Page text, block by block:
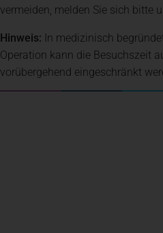
vermeiden, melden Sie sich bitte
Hinweis: In medizinisch
Operation kann die Besuchszeit
vorübergehend eingeschränkt